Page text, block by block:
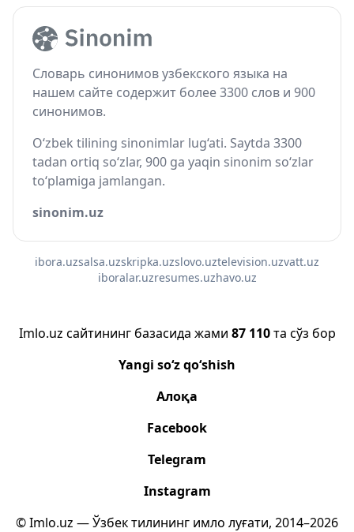
Словарь синонимов узбекского языка на
нашем сайте содержит более 3300 слов и 900
синонимов.
O‘zbek tilining sinonimlar lug‘ati. Saytda 3300
tadan ortiq so‘zlar, 900 ga yaqin sinonim so‘zlar
to‘plamiga jamlangan.
sinonim.uz
ibora.uzsalsa.uzskripka.uzslovo.uztelevision.uzvatt.uz
iboralar.uzresumes.uzhavo.uz
Imlo.uz сайтининг базасида жами 87 110та сўз бор
Yangi so‘z qo‘shish
Алоқа
Facebook
Telegram
Instagram
© Imlo.uz — Ўзбек тилининг имло луғати, 2014–2026